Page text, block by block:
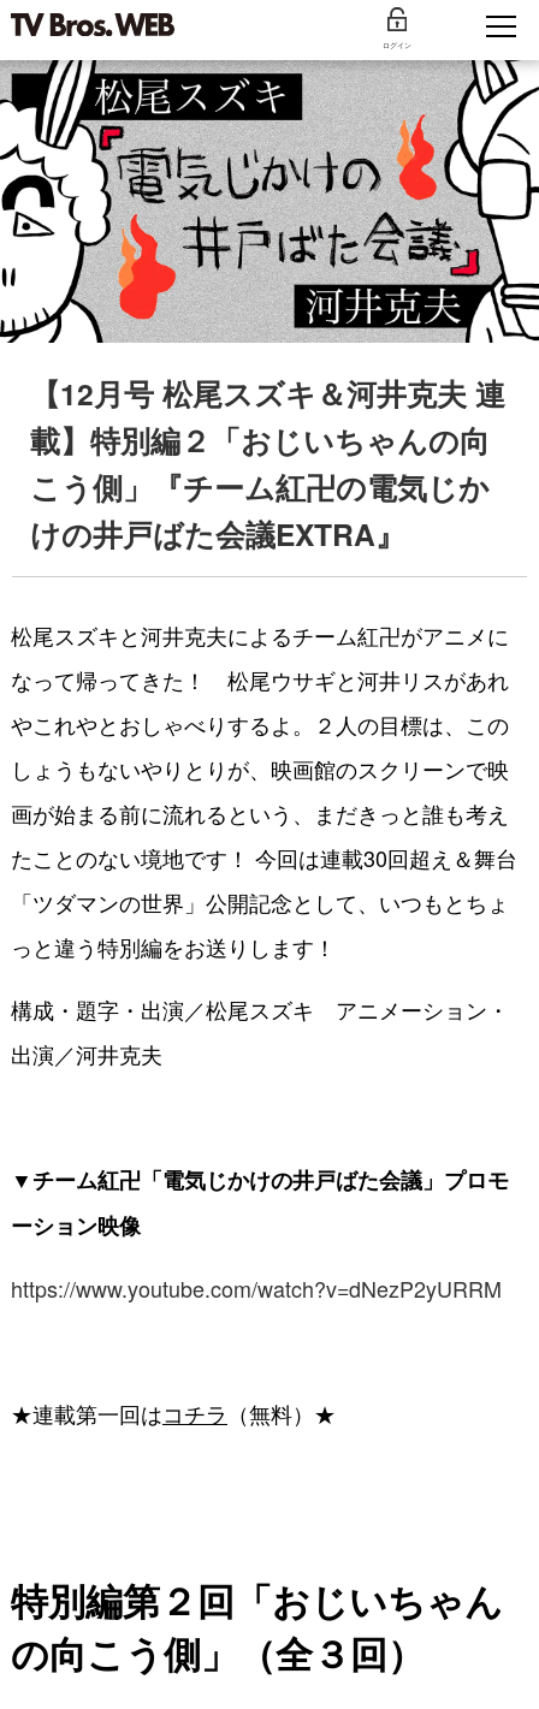
ログイン
【12月号 松尾スズキ＆河井克夫 連
載】特別編２「おじいちゃんの向
こう側」『チーム紅卍の電気じか
けの井戸ばた会議EXTRA』
松尾スズキと河井克夫によるチーム紅卍がアニメに
なって帰ってきた！ 松尾ウサギと河井リスがあれ
やこれやとおしゃべりするよ。２人の目標は、この
しょうもないやりとりが、映画館のスクリーンで映
画が始まる前に流れるという、まだきっと誰も考え
たことのない境地です！ 今回は連載30回超え＆舞台
「ツダマンの世界」公開記念として、いつもとちょ
っと違う特別編をお送りします！
構成・題字・出演／松尾スズキ アニメーション・
出演／河井克夫
▼チーム紅卍「電気じかけの井戸ばた会議」プロモ
ーション映像
https://www.youtube.com/watch?v=dNezP2yURRM
★連載第一回はコチラ （無料）★
特別編第２回「おじいちゃん
の向こう側」（全３回）